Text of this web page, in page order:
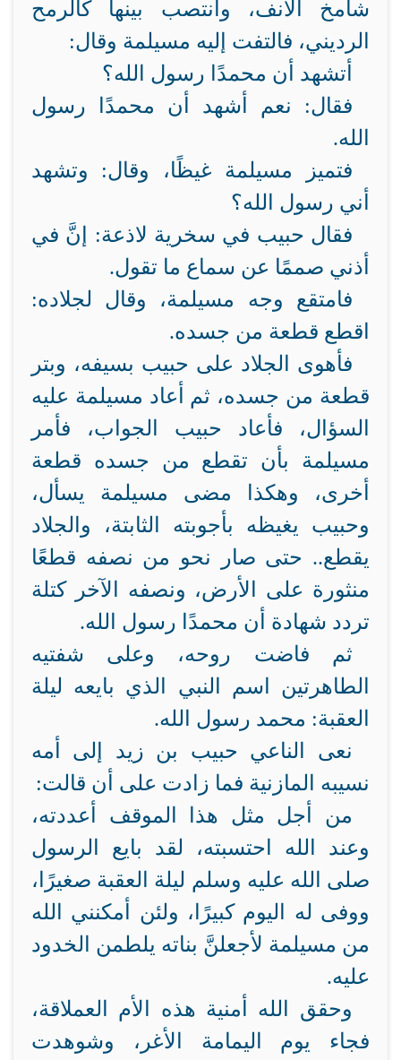
شامخ الأنف، وانتصب بينها كالرمح
الرديني، فالتفت إليه مسيلمة وقال:
أتشهد أن محمدًا رسول الله؟
فقال: نعم أشهد أن محمدًا رسول
الله.
فتميز مسيلمة غيظًا، وقال: وتشهد
أني رسول الله؟
فقال حبيب في سخرية لاذعة: إنَّ في
أذني صممًا عن سماع ما تقول.
فامتقع وجه مسيلمة، وقال لجلاده:
اقطع قطعة من جسده.
فأهوى الجلاد على حبيب بسيفه، وبتر
قطعة من جسده، ثم أعاد مسيلمة عليه
السؤال، فأعاد حبيب الجواب، فأمر
مسيلمة بأن تقطع من جسده قطعة
أخرى، وهكذا مضى مسيلمة يسأل،
وحبيب يغيظه بأجوبته الثابتة، والجلاد
يقطع.. حتى صار نحو من نصفه قطعًا
منثورة على الأرض، ونصفه الآخر كتلة
تردد شهادة أن محمدًا رسول الله.
ثم فاضت روحه، وعلى شفتيه
الطاهرتين اسم النبي الذي بايعه ليلة
العقبة: محمد رسول الله.
نعى الناعي حبيب بن زيد إلى أمه
نسيبه المازنية فما زادت على أن قالت:
من أجل مثل هذا الموقف أعددته،
وعند الله احتسبته، لقد بايع الرسول
صلى الله عليه وسلم ليلة العقبة صغيرًا،
ووفى له اليوم كبيرًا، ولئن أمكنني الله
من مسيلمة لأجعلنَّ بناته يلطمن الخدود
عليه.
وحقق الله أمنية هذه الأم العملاقة،
فجاء يوم اليمامة الأغر، وشوهدت